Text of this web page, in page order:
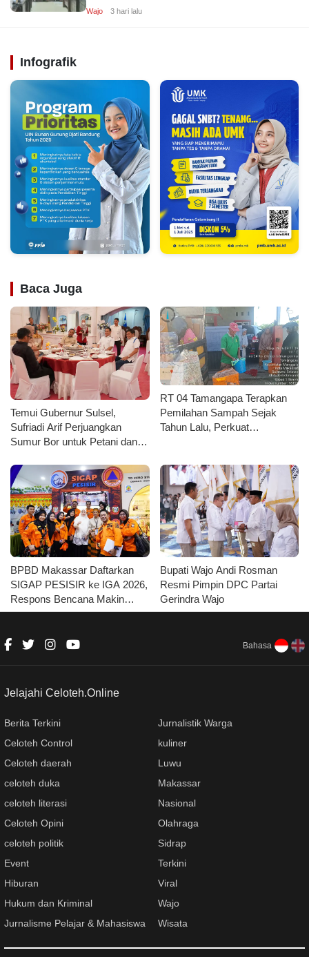
Wajo 3 hari lalu
Infografik
Baca Juga
Temui Gubernur Sulsel,
Sufriadi Arif Perjuangkan
Sumur Bor untuk Petani dan
Lautang
RT 04 Tamangapa Terapkan
Pemilahan Sampah Sejak
Tahun Lalu, Perkuat
BPBD Makassar Daftarkan
SIGAP PESISIR ke IGA 2026,
Respons Bencana Makin
Cepat
Bupati Wajo Andi Rosman
Resmi Pimpin DPC Partai
Gerindra Wajo
Bahasa
Jelajahi Celoteh.Online
Berita Terkini
Celoteh Control
Celoteh daerah
celoteh duka
celoteh literasi
Celoteh Opini
celoteh politik
Event
Hiburan
Hukum dan Kriminal
Jurnalisme Pelajar & Mahasiswa
Jurnalistik Warga
kuliner
Luwu
Makassar
Nasional
Olahraga
Sidrap
Terkini
Viral
Wajo
Wisata